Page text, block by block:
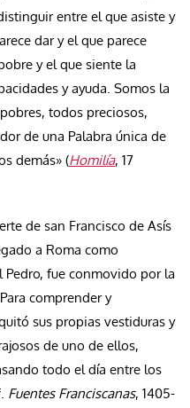
entre el que asiste y
dar y el que parece
y el que siente la
y ayuda. Somos la
todos preciosos,
de una Palabra única de
demás» (Homilía, 17
de san Francisco de Asís
a Roma como
fue conmovido por la
comprender y
sus propias vestiduras y
de uno de ellos,
todo el día entre los
Fuentes Franciscanas, 1405-